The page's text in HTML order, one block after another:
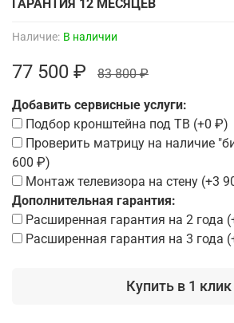
Наличие: В наличии
77 500 ₽ 83 800 ₽
Купить в 1 клик
Дополнительная гарантия:
Расширенная гарантия на 2 года
Расширенная гарантия на 3 года
Добавить сервисные услуги:
Подбор кронштейна под ТВ (+0 ₽)
Проверить матрицу на наличие
600 ₽)
Монтаж телевизора на стену (+3
ГАРАНТИЯ 12 МЕСЯЦЕВ